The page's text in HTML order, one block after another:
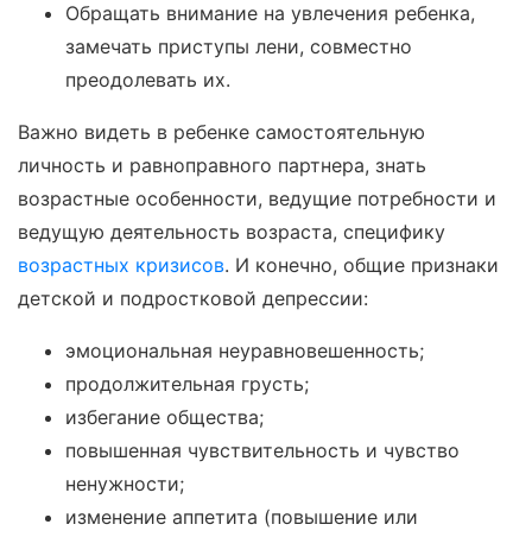
Обращать внимание на увлечения ребенка,
замечать приступы лени, совместно
преодолевать их.
Важно видеть в ребенке самостоятельную
личность и равноправного партнера, знать
возрастные особенности, ведущие потребности и
ведущую деятельность возраста, специфику
возрастных кризисов. И конечно, общие признаки
детской и подростковой депрессии:
эмоциональная неуравновешенность;
продолжительная грусть;
избегание общества;
повышенная чувствительность и чувство
ненужности;
изменение аппетита (повышение или